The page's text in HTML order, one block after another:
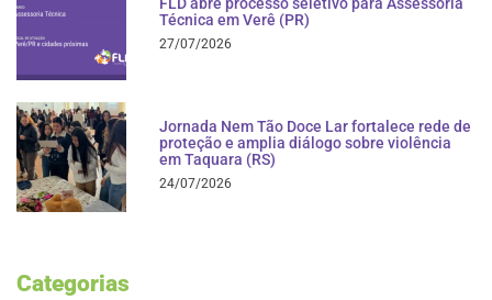
Técnica em Verê (PR)
27/07/2026
Jornada Nem Tão Doce Lar fortalece rede de
proteção e amplia diálogo sobre violência
em Taquara (RS)
24/07/2026
Categorias